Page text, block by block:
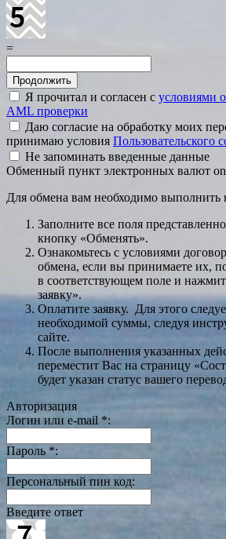
=
Я прочитал и согласен с условиями
AML проверки
Даю согласие на обработку моих
принимаю условия Пользовательского
Не запоминать введенные данные
Обменный пункт электронных валют
Для обмена вам необходимо выполнить
Заполните все поля
кнопку «Обменять».
Ознакомьтесь с условиями
обмена, если вы принимаете их,
в соответствующем поле и
заявку».
Оплатите заявку. Для этого
необходимой суммы, следуя
сайте.
После выполнения указанных
переместит Вас на страницу
будет указан статус вашего
Авторизация
Логин или e-mail *:
Пароль *:
Персональный пин код:
Введите ответ